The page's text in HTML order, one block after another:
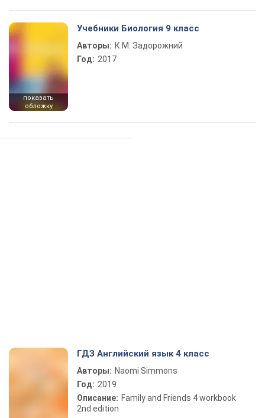
показать
обложку
Учебники Биология 9 класс
Авторы: К.М. Задорожний
Год: 2017
ГДЗ Английский язык 4 класс
Авторы: Naomi Simmons
Год: 2019
Описание: Family and Friends 4 workbook
2nd edition